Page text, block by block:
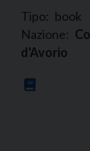
Tipo: book
Nazione:
d'Avorio